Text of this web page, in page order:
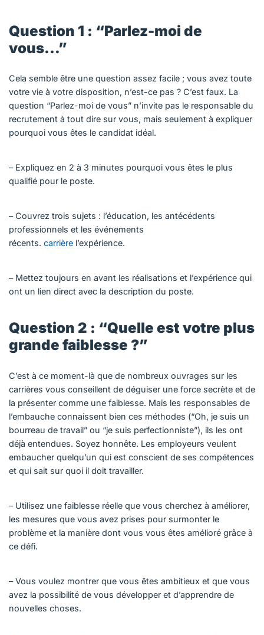
Question 1 : “Parlez-moi de
vous…”
Cela semble être une question assez facile ; vous avez toute
votre vie à votre disposition, n’est-ce pas ? C’est faux. La
question “Parlez-moi de vous” n’invite pas le responsable du
recrutement à tout dire sur vous, mais seulement à expliquer
pourquoi vous êtes le candidat idéal.
– Expliquez en 2 à 3 minutes pourquoi vous êtes le plus
qualifié pour le poste.
– Couvrez trois sujets : l’éducation, les antécédents
professionnels et les événements
récents. carrière l’expérience.
– Mettez toujours en avant les réalisations et l’expérience qui
ont un lien direct avec la description du poste.
Question 2 : “Quelle est votre plus
grande faiblesse ?”
C’est à ce moment-là que de nombreux ouvrages sur les
carrières vous conseillent de déguiser une force secrète et de
la présenter comme une faiblesse. Mais les responsables de
l’embauche connaissent bien ces méthodes (“Oh, je suis un
bourreau de travail” ou “je suis perfectionniste”), ils les ont
déjà entendues. Soyez honnête. Les employeurs veulent
embaucher quelqu’un qui est conscient de ses compétences
et qui sait sur quoi il doit travailler.
– Utilisez une faiblesse réelle que vous cherchez à améliorer,
les mesures que vous avez prises pour surmonter le
problème et la manière dont vous vous êtes amélioré grâce à
ce défi.
– Vous voulez montrer que vous êtes ambitieux et que vous
avez la possibilité de vous développer et d’apprendre de
nouvelles choses.